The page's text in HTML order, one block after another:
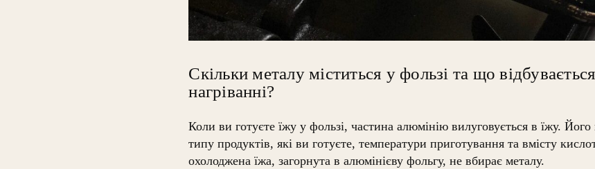
Скільки металу міститься у фользі та що
нагріванні?
Коли ви готуєте їжу у фользі, частина алюмінію вилуговується в їжу. Його
типу продуктів, які ви готуєте, температури приготування та вмісту
охолоджена їжа, загорнута в алюмінієву фольгу, не вбирає металу.